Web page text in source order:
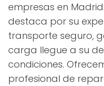
empresas en
destaca por su
transporte seguro,
carga llegue a su
condiciones.
profesional de